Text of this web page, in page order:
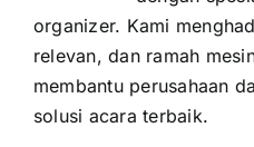
organizer. Kami
relevan, dan ramah
membantu perusahaan
solusi acara terbaik.